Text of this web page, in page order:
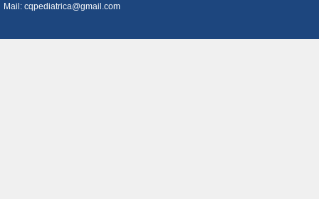
Mail: cqpediatrica@gmail.com